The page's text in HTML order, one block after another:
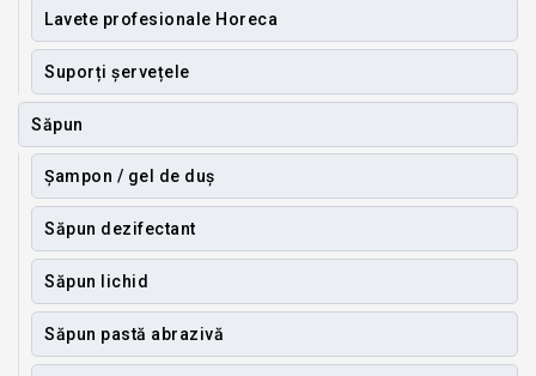
Lavete profesionale Horeca
Suporți șervețele
Săpun
Șampon / gel de duș
Săpun dezifectant
Săpun lichid
Săpun pastă abrazivă